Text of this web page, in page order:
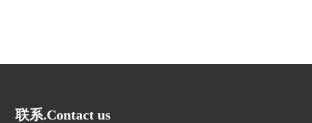
联系.Contact us